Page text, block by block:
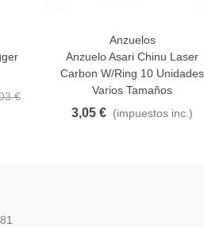
€
FavoritoAnzuelos
Anzuelo Asari Chinu Laser
Carbon W/Ring 10 Unidades
Varios Tamaños
3,05 € (impuestos inc.)